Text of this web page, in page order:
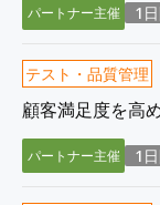
パートナー主催 1
テスト・品質管理
顧客満足度を高
パートナー主催 1